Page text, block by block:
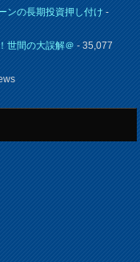
ンの長期投資押し付け-
世間の大誤解＠- 35,077